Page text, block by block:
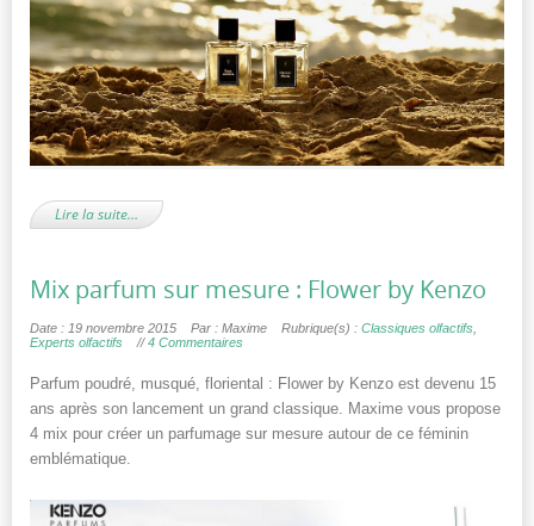
Lire la suite…
Mix parfum sur mesure : Flower by Kenzo
Date : 19 novembre 2015 Par : Maxime Rubrique(s) : Classiques olfactifs
Experts olfactifs
//4 Commentaires
Parfum poudré, musqué, floriental : Flower by Kenzo est devenu 15
ans après son lancement un grand classique. Maxime vous propose
4 mix pour créer un parfumage sur mesure autour de ce féminin
emblématique.